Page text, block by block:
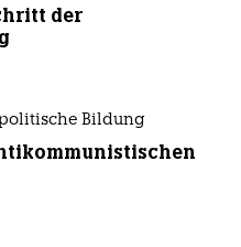
der
Bildung